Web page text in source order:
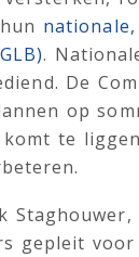
.
De
op
te
gepleit